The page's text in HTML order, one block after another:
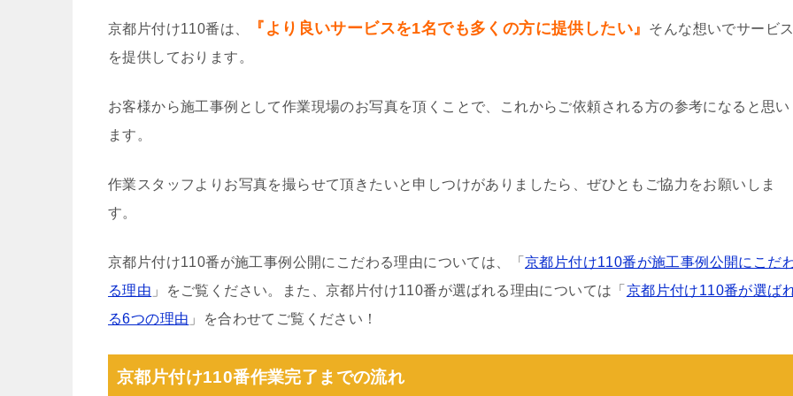
京都片付け110番は、 『より良いサービスを1名でも多くの方に提供したい』
そんな想いでサービス
を提供しております。
お客様から施工事例として作業現場のお写真を頂くことで、これからご依頼される方の参考になると思い
ます。
作業スタッフよりお写真を撮らせて頂きたいと申しつけがありましたら、ぜひともご協力をお願いしま
す。
京都片付け110番が施工事例公開にこだわる理由については、「 京都片付け110番が施工事例公開にこだ
る理由 」をご覧ください。また、京都片付け110番が選ばれる理由については「 京都片付け110番が選ば
る6つの理由 」を合わせてご覧ください！
京都片付け110番作業完了までの流れ